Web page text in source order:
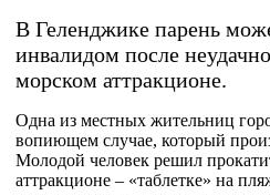
В Геленджике парень
инвалидом после
морском аттракционе.
Одна из местных жительниц
вопиющем случае, который
Молодой человек решил
аттракционе – «таблетке» на